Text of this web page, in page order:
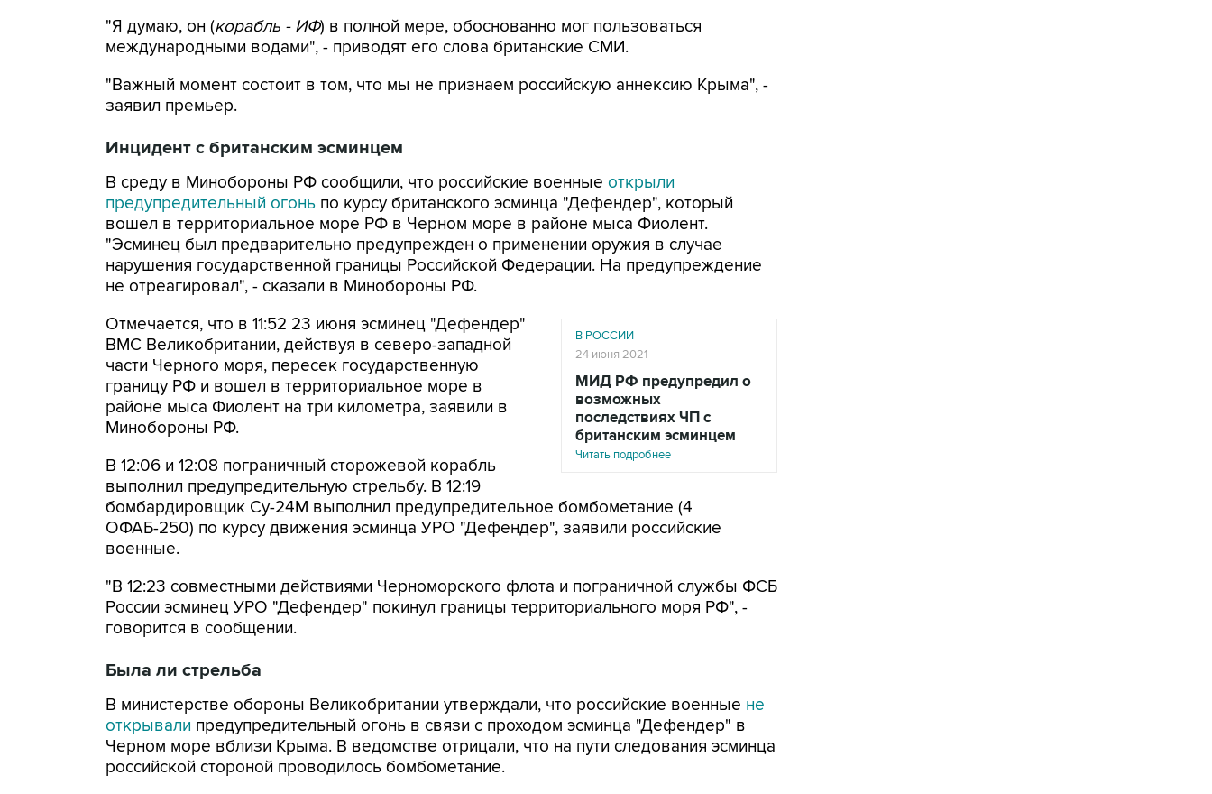
"Я думаю, он (корабль - ИФ) в полной мере, обоснованно мог пользоваться
международными водами", - приводят его слова британские СМИ.
"Важный момент состоит в том, что мы не признаем российскую аннексию Крыма", -
заявил премьер.
Инцидент с британским эсминцем
В среду в Минобороны РФ сообщили, что российские военные открыли
предупредительный огонь по курсу британского эсминца "Дефендер", который
вошел в территориальное море РФ в Черном море в районе мыса Фиолент.
"Эсминец был предварительно предупрежден о применении оружия в случае
нарушения государственной границы Российской Федерации. На предупреждение
не отреагировал", - сказали в Минобороны РФ.
В РОССИИ
24 июня 2021
МИД РФ предупредил о
возможных
последствиях ЧП с
британским эсминцем
Читать подробнее
Отмечается, что в 11:52 23 июня эсминец "Дефендер"
ВМС Великобритании, действуя в северо-западной
части Черного моря, пересек государственную
границу РФ и вошел в территориальное море в
районе мыса Фиолент на три километра, заявили в
Минобороны РФ.
В 12:06 и 12:08 пограничный сторожевой корабль
выполнил предупредительную стрельбу. В 12:19
бомбардировщик Су-24М выполнил предупредительное бомбометание (4
ОФАБ-250) по курсу движения эсминца УРО "Дефендер", заявили российские
военные.
"В 12:23 совместными действиями Черноморского флота и пограничной службы ФСБ
России эсминец УРО "Дефендер" покинул границы территориального моря РФ", -
говорится в сообщении.
Была ли стрельба
В министерстве обороны Великобритании утверждали, что российские военные не
открывали предупредительный огонь в связи с проходом эсминца "Дефендер" в
Черном море вблизи Крыма. В ведомстве отрицали, что на пути следования эсминца
российской стороной проводилось бомбометание.